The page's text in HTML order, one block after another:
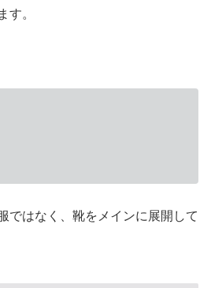
す。
ではなく、靴をメインに展開して